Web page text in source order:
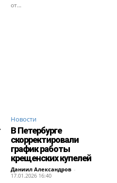
от...
Новости
В Петербурге
скорректировали
график работы
крещенских купелей
Даниил Александров -
17.01.2026 16:40